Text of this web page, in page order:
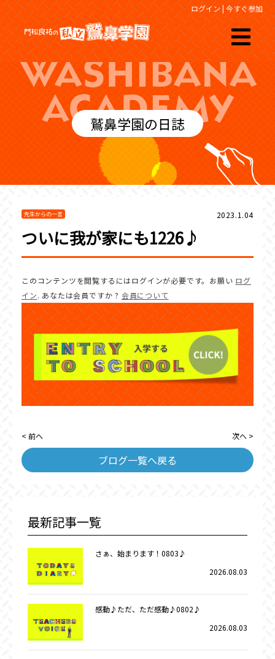
ログイン | 今すぐ参加
鷲鼻学園の日誌
先生からの一言 2023.1.04
ついに我が家にも1226♪
このコンテンツを閲覧するにはログインが必要です。お願い ログ
イン. あなたは会員ですか ? 会員について
< 前へ
ブログ一覧へ戻る
次へ >
最新記事一覧
さぁ、始まります！0803♪
2026.08.03
感動♪ただ、ただ感動♪0802♪
2026.08.03